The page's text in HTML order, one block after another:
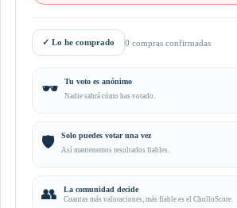
✓ Lo he comprado 0 compras confirmadas
🕶️ Tu voto es anónimo
Nadie sabrá cómo has votado.
🛡️ Solo puedes votar una vez
Así mantenemos resultados fiables.
👥 La comunidad decide
Cuantas más valoraciones, más fiable es el CholloScore.